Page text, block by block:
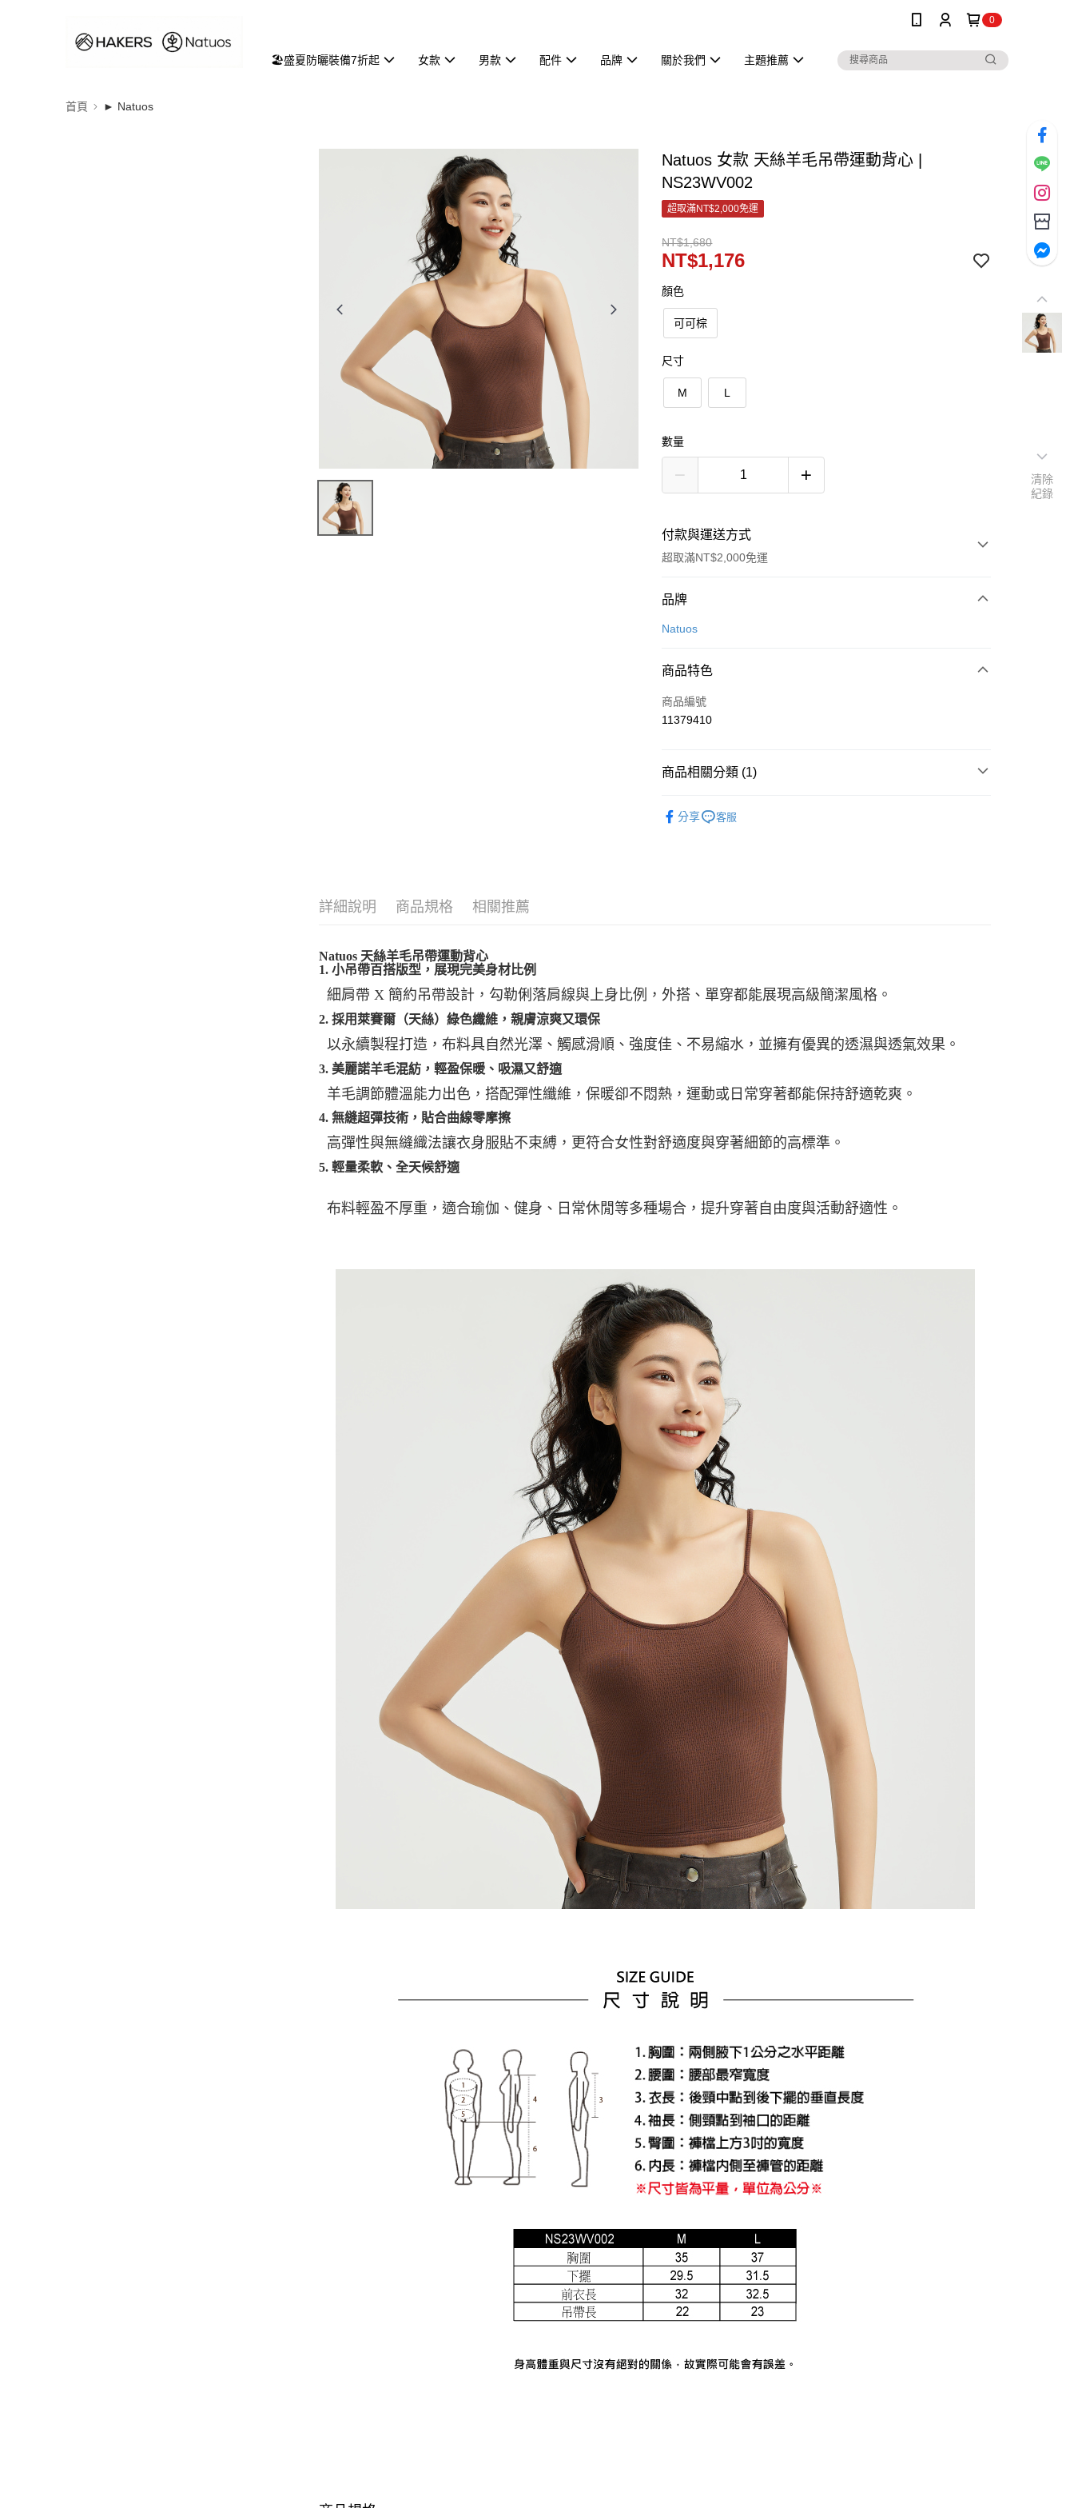
0
🏖️盛夏防曬裝備7折起 女款 男款 配件 品牌 關於我們 主題推薦
首頁 ► Natuos
Natuos 女款 天絲羊毛吊帶運動背心 |
NS23WV002
超取滿NT$2,000免運
NT$1,680
NT$1,176
顏色
可可棕
尺寸
M L
數量
付款與運送方式
超取滿NT$2,000免運
付款方式
信用卡一次付款
街口支付
ATM付款
運送方式
每筆NT$100
每筆NT$100，滿NT$2,000(含以上)免運費
品牌
Natuos
商品特色
商品編號
11379410
商品相關分類 (1)
分享
客服
詳細說明 商品規格 相關推薦
Natuos 天絲羊毛吊帶運動背心
1. 小吊帶百搭版型，展現完美身材比例
細肩帶 X 簡約吊帶設計，勾勒俐落肩線與上身比例，外搭、單穿都能展現高級簡潔風格。
2. 採用萊賽爾（天絲）綠色纖維，親膚涼爽又環保
以永續製程打造，布料具自然光澤、觸感滑順、強度佳、不易縮水，並擁有優異的透濕與透氣效果。
3. 美麗諾羊毛混紡，輕盈保暖、吸濕又舒適
羊毛調節體溫能力出色，搭配彈性纖維，保暖卻不悶熱，運動或日常穿著都能保持舒適乾爽。
4. 無縫超彈技術，貼合曲線零摩擦
高彈性與無縫織法讓衣身服貼不束縛，更符合女性對舒適度與穿著細節的高標準。
5. 輕量柔軟、全天候舒適
布料輕盈不厚重，適合瑜伽、健身、日常休閒等多種場合，提升穿著自由度與活動舒適性。
清除
紀錄